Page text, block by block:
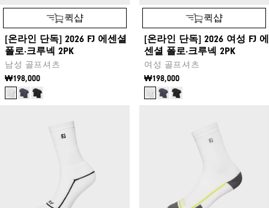
퀵샵
[온라인 단독] 2026 FJ 에센셜
폴로·크루넥 2PK
남성 골프셔츠
₩198,000
퀵샵
[온라인 단독] 2026 여성 FJ 에
센셜 폴로·크루넥 2PK
여성 골프셔츠
₩198,000